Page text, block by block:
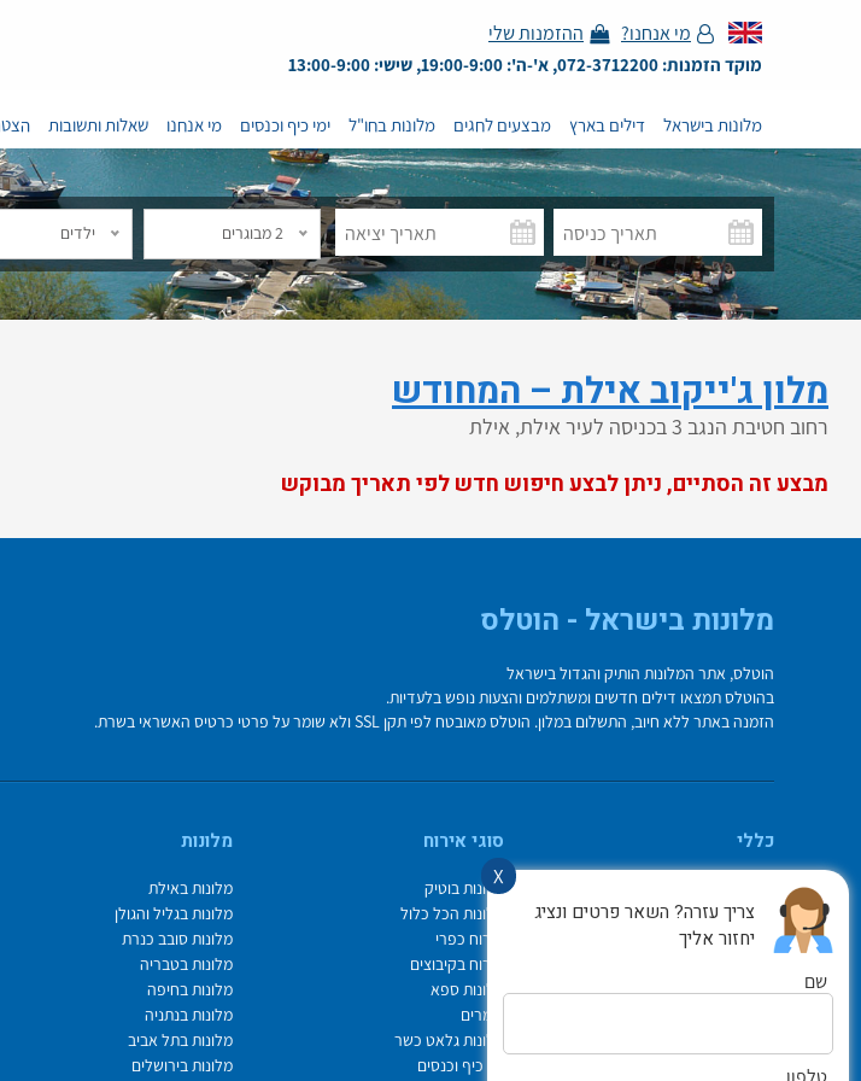
מי אנחנו? ההזמנות שלי
מוקד הזמנות: 072-3712200, א'-ה': 19:00-9:00, שישי: 13:00-9:00
מלונות בישראל דילים בארץ מבצעים לחגים מלונות בחו"ל ימי כיף וכנסים מי אנחנו שאלות ותשובות
2 מבוגרים ילדים
מלון ג'ייקוב אילת – המחודש
רחוב חטיבת הנגב 3 בכניסה לעיר אילת, אילת
מבצע זה הסתיים, ניתן לבצע חיפוש חדש לפי תאריך מבוקש
X
צריך עזרה? השאר פרטים ונציג
יחזור אליך
שם
טלפון
מלונות בישראל - הוטלס
הוטלס, אתר המלונות הותיק והגדול בישראל
בהוטלס תמצאו דילים חדשים ומשתלמים והצעות נופש בלעדיות.
הזמנה באתר ללא חיוב, התשלום במלון. הוטלס מאובטח לפי תקן SSL ולא שומר על פרטי כרטיס האשראי בשרת.
כללי
איך משתמשים באתר
צור קשר
Israel Hotels
סוגי אירוח
מלונות בוטיק
מלונות הכל כלול
אירוח כפרי
אירוח בקיבוצים
מלונות ספא
צימרים
מלונות גלאט כשר
ימי כיף וכנסים
מלונות
מלונות באילת
מלונות בגליל והגולן
מלונות סובב כנרת
מלונות בטבריה
מלונות בחיפה
מלונות בנתניה
מלונות בתל אביב
מלונות בירושלים